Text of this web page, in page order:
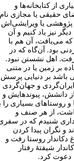
از کتابخانه‌ها و
حقیقی یا مجازی نام
پژوهشی یا ویرایشی‌اش
نیز یاد کنیم و آن
که می‌یافت، آن هم با
بود. آن‌گاه که در
اهل نشستن نبود.
بر زمین یا در متنی
باشد بر دنیایی پرسش
و جهان‌گردی
دانشش، پیوندهایش و
روستاهای بسیاری را
از هر صنف و
شنیدم که در
و نگران پیدا کردن
دکاندار روستا رفت و
شیفتۀ رفتار
دعوت کرد.